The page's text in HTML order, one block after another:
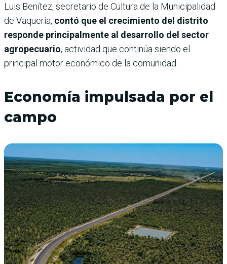
Luis Benítez, secretario de Cultura de la Municipalidad
de Vaquería, contó que el crecimiento del distrito
responde principalmente al desarrollo del sector
agropecuario, actividad que continúa siendo el
principal motor económico de la comunidad.
Economía impulsada por el
campo